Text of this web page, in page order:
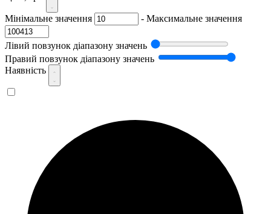
Мінімальне значення - Максимальне значення
Лівий повзунок діапазону значень
Правий повзунок діапазону значень
Наявність